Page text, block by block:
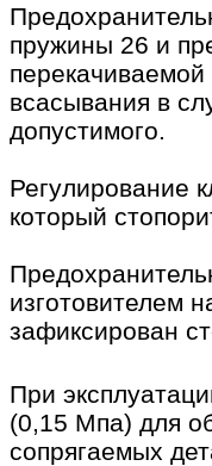
пружины 26 и
перекачиваемой
всасывания в
допустимого.
Регулирование
который
изготовителем
зафиксирован
При
(0,15 Мпа) для
сопрягаемых